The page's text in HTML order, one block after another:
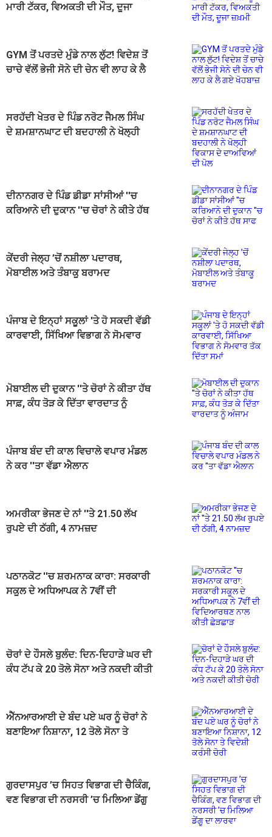
ਮਾਰੀ ਟੱਕਰ, ਵਿਅਕਤੀ ਦੀ ਮੌਤ, ਦੂਜਾ
GYM ਤੋਂ ਪਰਤਦੇ ਮੁੰਡੇ ਨਾਲ ਲੁੱਟ! ਵਿਦੇਸ਼ ਤੋਂ
ਚਾਚੇ ਵੱਲੋਂ ਭੇਜੀ ਸੋਨੇ ਦੀ ਚੇਨ ਵੀ ਲਾਹ ਕੇ ਲੈ
ਸਰਹੱਦੀ ਖੇਤਰ ਦੇ ਪਿੰਡ ਨਰੋਟ ਜੈਮਲ ਸਿੰਘ
ਦੇ ਸ਼ਮਸ਼ਾਨਘਾਟ ਦੀ ਬਦਹਾਲੀ ਨੇ ਖੋਲ੍ਹੀ
ਦੀਨਾਨਗਰ ਦੇ ਪਿੰਡ ਡੀਡਾ ਸਾਂਸੀਆਂ ''ਚ
ਕਰਿਆਨੇ ਦੀ ਦੁਕਾਨ ''ਚ ਚੋਰਾਂ ਨੇ ਕੀਤੇ ਹੱਥ
ਕੇਂਦਰੀ ਜੇਲ੍ਹ ’ਚੋਂ ਨਸ਼ੀਲਾ ਪਦਾਰਥ,
ਮੋਬਾਈਲ ਅਤੇ ਤੰਬਾਕੂ ਬਰਾਮਦ
ਪੰਜਾਬ ਦੇ ਇਨ੍ਹਾਂ ਸਕੂਲਾਂ 'ਤੇ ਹੋ ਸਕਦੀ ਵੱਡੀ
ਕਾਰਵਾਈ, ਸਿੱਖਿਆ ਵਿਭਾਗ ਨੇ ਸੋਮਵਾਰ
ਮੋਬਾਈਲ ਦੀ ਦੁਕਾਨ ''ਤੇ ਚੋਰਾਂ ਨੇ ਕੀਤਾ ਹੱਥ
ਸਾਫ਼, ਕੰਧ ਤੋੜ ਕੇ ਦਿੱਤਾ ਵਾਰਦਾਤ ਨੂੰ
ਪੰਜਾਬ ਬੰਦ ਦੀ ਕਾਲ ਵਿਚਾਲੇ ਵਪਾਰ ਮੰਡਲ
ਨੇ ਕਰ ''ਤਾ ਵੱਡਾ ਐਲਾਨ
ਅਮਰੀਕਾ ਭੇਜਣ ਦੇ ਨਾਂ ''ਤੇ 21.50 ਲੱਖ
ਰੁਪਏ ਦੀ ਠੱਗੀ, 4 ਨਾਮਜ਼ਦ
ਪਠਾਨਕੋਟ ''ਚ ਸ਼ਰਮਨਾਕ ਕਾਰਾ: ਸਰਕਾਰੀ
ਸਕੂਲ ਦੇ ਅਧਿਆਪਕ ਨੇ 7ਵੀਂ ਦੀ
ਚੋਰਾਂ ਦੇ ਹੌਸਲੇ ਬੁਲੰਦ: ਦਿਨ-ਦਿਹਾੜੇ ਘਰ ਦੀ
ਕੰਧ ਟੱਪ ਕੇ 20 ਤੋਲੇ ਸੋਨਾ ਅਤੇ ਨਕਦੀ ਕੀਤੀ
ਐੱਨਆਰਆਈ ਦੇ ਬੰਦ ਪਏ ਘਰ ਨੂੰ ਚੋਰਾਂ ਨੇ
ਬਣਾਇਆ ਨਿਸ਼ਾਨਾ, 12 ਤੋਲੇ ਸੋਨਾ ਤੇ
ਗੁਰਦਾਸਪੁਰ ’ਚ ਸਿਹਤ ਵਿਭਾਗ ਦੀ ਚੈਕਿੰਗ,
ਵਣ ਵਿਭਾਗ ਦੀ ਨਰਸਰੀ ’ਚ ਮਿਲਿਆ ਡੇਂਗੂ